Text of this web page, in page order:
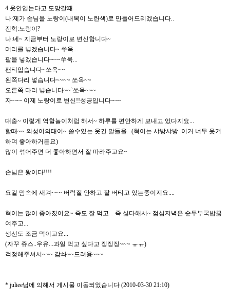
4.옷안입는다고 도망갈때...
나:제가 손님을 노랑이(내복이 노란색)로 만들어드리겠습니다..
진혁:노랑이?
나:네~ 지금부터 노랑이로 변신합니다~
머리를 넣겠습니다~ 쑤욱...
팔을 넣겠습니다~~~쑤욱...
팬티입습니다~쏘옥~~
왼쪽다리 넣습니다~~~~ 쏘옥~~
오른쪽 다리 넣습니다~~`쏘옥~~~
자~~~ 이제 노랑이로 변신!!성공입니다~~~
대충~ 이렇게 역할놀이처럼 해서~ 하루를 편안하게 보내고 있다지요...
할때~~ 의성어의태어~ 쓸수있는 웃긴 말들을...(혁이는 샤방샤방..이거 너무 웃겨
하며 좋아하거든요)
많이 섞어주면 더 좋아하면서 잘 따라주고요~
손님은 왕이다!!!!
요걸 맘속에 새겨~~~ 버럭질 안하고 잘 버티고 있는중이지요....
혁이는 많이 좋아졌어요~ 죽도 잘 먹고... 죽 싫다해서~ 점심저녁은 순두부국밥끓
여주고...
생선도 조금 먹이고요...
(자꾸 쥬스..우유...과일 먹고 싶다고 징징징~~~ ㅠㅠ)
걱정해주셔서~~~ 감솨~~드려용~~~
* juliee님에 의해서 게시물 이동되었습니다 (2010-03-30 21:10)